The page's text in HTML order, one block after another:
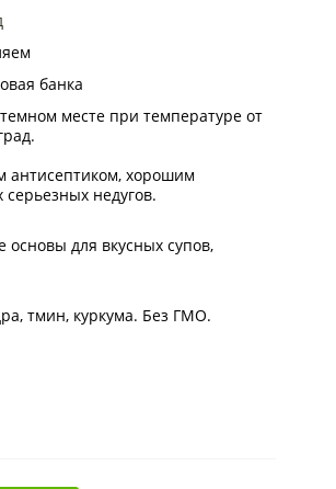
банка
месте при температуре от
антисептиком, хорошим
недугов.
основы для вкусных супов,
тмин, куркума. Без ГМО.